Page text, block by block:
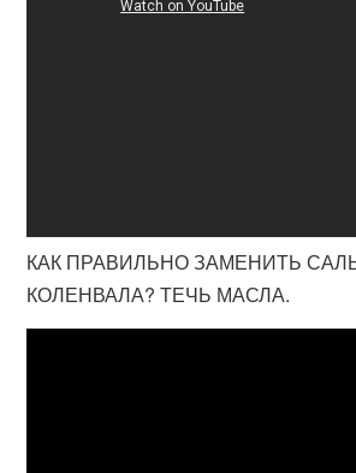
КАК ПРАВИЛЬНО ЗАМЕНИТЬ
КОЛЕНВАЛА? ТЕЧЬ МАСЛА.